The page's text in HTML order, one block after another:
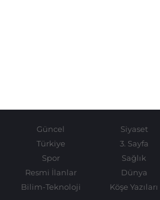
Güncel Siyaset
Türkiye
3. Sayfa
Spor
Sağlık
Resmi İlanlar
Dünya
Bilim-Teknoloji
Köşe Yazıları